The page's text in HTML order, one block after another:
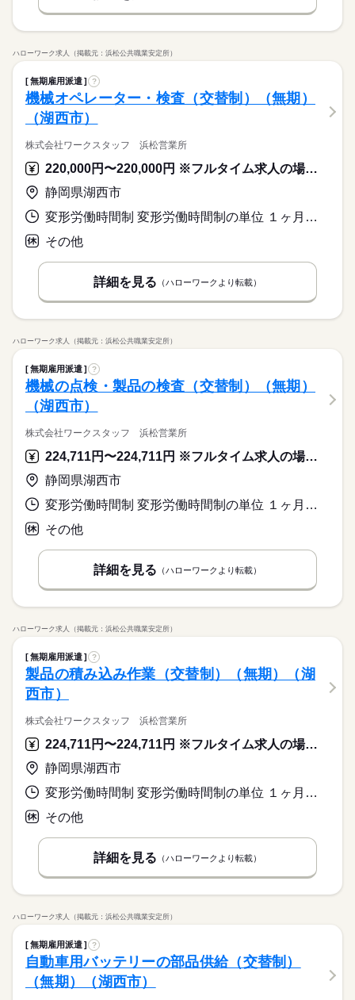
ハローワーク求人（掲載元：浜松公共職業安定所）
無期雇用派遣 ?
機械オペレーター・検査（交替制）（無期）
（湖西市）
株式会社ワークスタッフ 浜松営業所
220,000円〜220,000円 ※フルタイム求人の場合は月額（換算額）、パート求人の場合は時間額を表示しています。
静岡県湖西市
変形労働時間制 変形労働時間制の単位 １ヶ月単位 就業時間１ 8時30分〜18時35分 就業時間２ 20時30分〜6時35分 就業時間３ 8時30分〜17時05分 就業時間に関する特記事項 （１）（２）交替制 １日労働時間：８時間３５分
その他
詳細を見る （ハローワークより転載）
ハローワーク求人（掲載元：浜松公共職業安定所）
無期雇用派遣 ?
機械の点検・製品の検査（交替制）（無期）
（湖西市）
株式会社ワークスタッフ 浜松営業所
224,711円〜224,711円 ※フルタイム求人の場合は月額（換算額）、パート求人の場合は時間額を表示しています。
静岡県湖西市
変形労働時間制 変形労働時間制の単位 １ヶ月単位 就業時間１ 8時30分〜18時35分 就業時間２ 20時30分〜6時35分 就業時間３ 8時30分〜17時05分 就業時間に関する特記事項 （１）（２）交替制 １日労働時間：８時間３５分
その他
詳細を見る （ハローワークより転載）
ハローワーク求人（掲載元：浜松公共職業安定所）
無期雇用派遣 ?
製品の積み込み作業（交替制）（無期）（湖
西市）
株式会社ワークスタッフ 浜松営業所
224,711円〜224,711円 ※フルタイム求人の場合は月額（換算額）、パート求人の場合は時間額を表示しています。
静岡県湖西市
変形労働時間制 変形労働時間制の単位 １ヶ月単位 就業時間１ 8時30分〜18時35分 就業時間２ 20時30分〜6時35分 就業時間３ 8時30分〜17時05分 就業時間に関する特記事項 （１）（２）交替制 １日労働時間：８時間３５分
その他
詳細を見る （ハローワークより転載）
ハローワーク求人（掲載元：浜松公共職業安定所）
無期雇用派遣 ?
自動車用バッテリーの部品供給（交替制）
（無期）（湖西市）